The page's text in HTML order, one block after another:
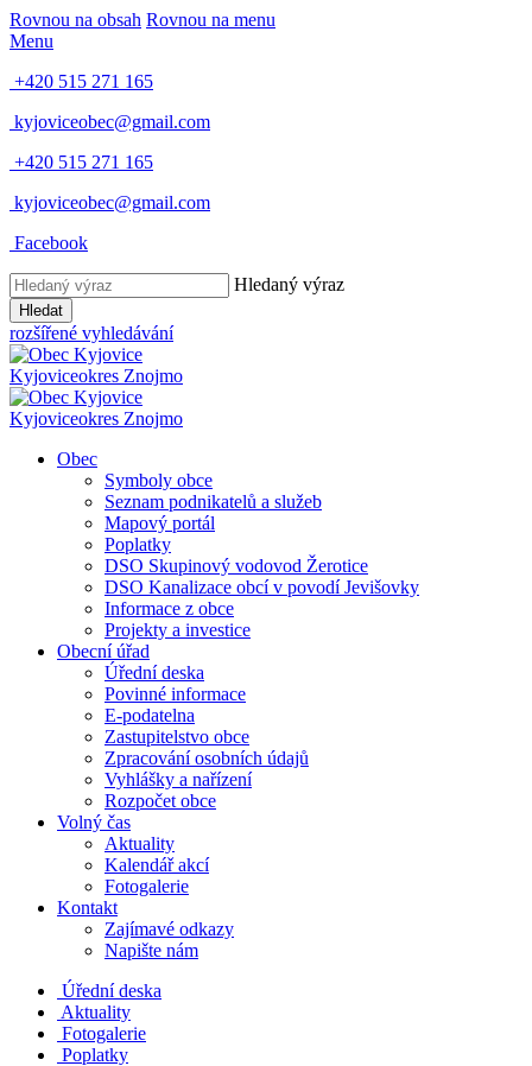
Rovnou na obsah Rovnou na menu
Menu
+420 515 271 165
kyjoviceobec@gmail.com
+420 515 271 165
kyjoviceobec@gmail.com
Facebook
Hledaný výraz
Hledat
rozšířené vyhledávání
Kyjoviceokres Znojmo
Kyjoviceokres Znojmo
Obec
Symboly obce
Seznam podnikatelů a služeb
Mapový portál
Poplatky
DSO Skupinový vodovod Žerotice
DSO Kanalizace obcí v povodí Jevišovky
Informace z obce
Projekty a investice
Obecní úřad
Úřední deska
Povinné informace
E-podatelna
Zastupitelstvo obce
Zpracování osobních údajů
Vyhlášky a nařízení
Rozpočet obce
Volný čas
Aktuality
Kalendář akcí
Fotogalerie
Kontakt
Zajímavé odkazy
Napište nám
Úřední deska
Aktuality
Fotogalerie
Poplatky